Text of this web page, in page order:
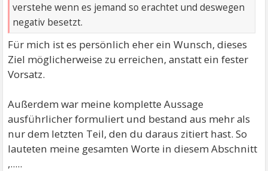
verstehe wenn es jemand so erachtet und deswegen
negativ besetzt.
Für mich ist es persönlich eher ein Wunsch, dieses
Ziel möglicherweise zu erreichen, anstatt ein fester
Vorsatz.
Außerdem war meine komplette Aussage
ausführlicher formuliert und bestand aus mehr als
nur dem letzten Teil, den du daraus zitiert hast. So
lauteten meine gesamten Worte in diesem Abschnitt
,.....